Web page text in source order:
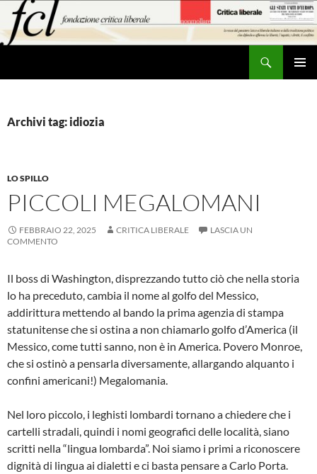
contenuto
Archivi tag: idiozia
LO SPILLO
PICCOLI MEGALOMANI
FEBBRAIO 22, 2025 CRITICA LIBERALE
LASCIA UN
COMMENTO
Il boss di Washington, disprezzando tutto ciò che nella storia
lo ha preceduto, cambia il nome al golfo del Messico,
addirittura mettendo al bando la prima agenzia di stampa
statunitense che si ostina a non chiamarlo golfo d’America (il
Messico, come tutti sanno, non è in America. Povero Monroe,
che si ostinò a pensarla diversamente, allargando alquanto i
confini americani!) Megalomania.
Nel loro piccolo, i leghisti lombardi tornano a chiedere che i
cartelli stradali, quindi i nomi geografici delle località, siano
scritti nella “lingua lombarda”. Noi siamo i primi a riconoscere
dignità di lingua ai dialetti e ci basta pensare a Carlo Porta.